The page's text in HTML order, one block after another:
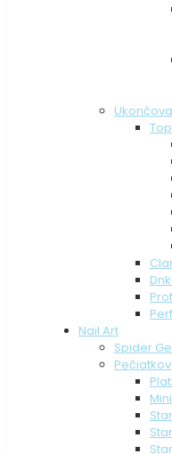
Nail Art
Spider